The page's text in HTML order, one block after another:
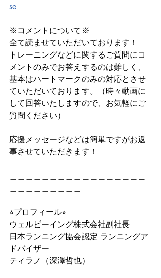
se
※コメントについて※
全て読ませていただいております！
トレーニングなどに関するご質問にコ
メントのみでお答えするのは難しく、
基本はハートマークのみの対応とさせ
ていただいております。（時々動画に
して回答いたしますので、お気軽にご
質問ください）
応援メッセージなどは簡単ですがお返
事させていただきます！
⭐︎プロフィール⭐︎
ウェルビーイング株式会社副社長
日本ランニング協会認定 ランニングア
ドバイザー
ティラノ（深澤哲也）